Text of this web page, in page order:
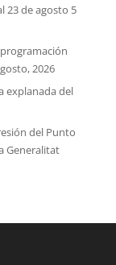
23 de agosto 5
2026
explanada del
del Punto
Generalitat